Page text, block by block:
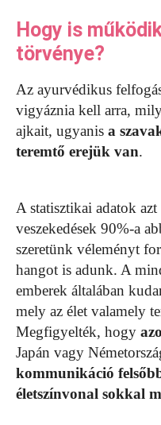
Hogy is
törvénye?
Az ayurvédikus
vigyáznia kell arra,
ajkait, ugyanis a
teremtő erejük van.
A statisztikai adatok
veszekedések 90%-a
szeretünk véleményt
hangot is adunk. A
emberek általában
mely az élet valamely
Megfigyelték, hogy
Japán vagy
kommunikáció
életszínvonal sokkal